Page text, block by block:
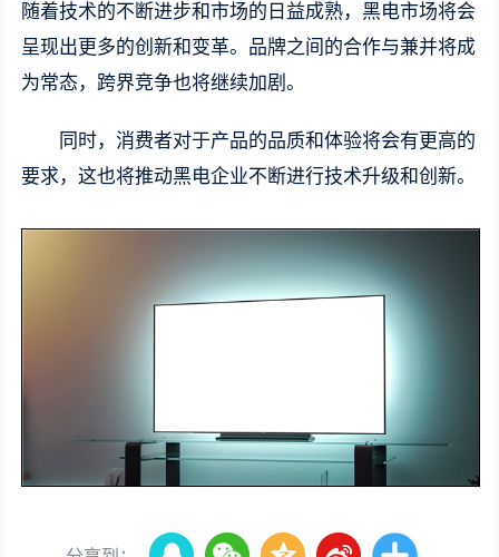
随着技术的不断进步和市场的日益成熟，黑电市场将会
呈现出更多的创新和变革。品牌之间的合作与兼并将成
为常态，跨界竞争也将继续加剧。
同时，消费者对于产品的品质和体验将会有更高的
要求，这也将推动黑电企业不断进行技术升级和创新。